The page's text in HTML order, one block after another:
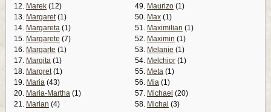
12. Marek (12)
13. Margaret(1)
14. Margareta (1)
15. Margarete (7)
16. Margarte (1)
17. Margita (1)
18. Margret(1)
19. Maria (43)
20. Maria-Martha (1)
21. Marian (4)
49. Maurizo (1)
50. Max (1)
51. Maximilian (1)
52. Maximin (1)
53. Melanie (1)
54. Melchior (1)
55. Meta (1)
56. Mia (1)
57. Michael (20)
58. Michal (3)